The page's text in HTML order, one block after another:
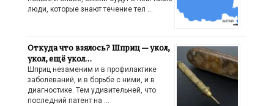
люди, которые знают течение тел …
Откуда что взялось? Шприц — укол,
укол, ещё укол…
Шприц незаменим и в профилактике
заболеваний, и в борьбе с ними, и в
диагностике. Тем удивительней, что
последний патент на …